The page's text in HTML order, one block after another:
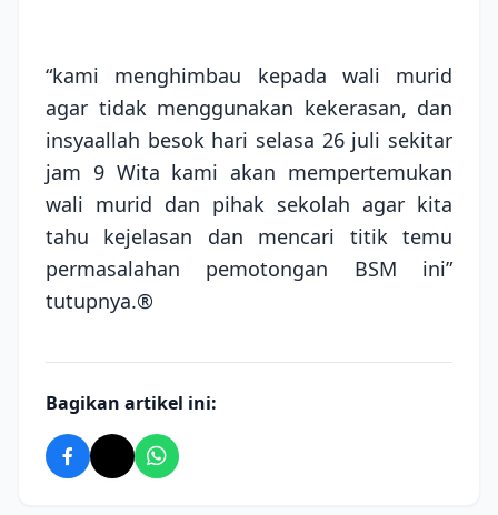
“kami menghimbau kepada wali murid
agar tidak menggunakan kekerasan, dan
insyaallah besok hari selasa 26 juli sekitar
jam 9 Wita kami akan mempertemukan
wali murid dan pihak sekolah agar kita
tahu kejelasan dan mencari titik temu
permasalahan pemotongan BSM ini”
tutupnya.®
Bagikan artikel ini: